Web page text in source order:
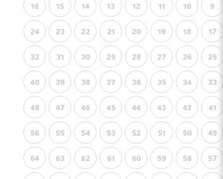
9
10
11
12
13
14
15
16
17
18
19
20
21
22
23
24
25
26
27
28
29
30
31
32
33
34
35
36
37
38
39
40
41
42
43
44
45
46
47
48
49
50
51
52
53
54
55
56
57
58
59
60
61
62
63
64